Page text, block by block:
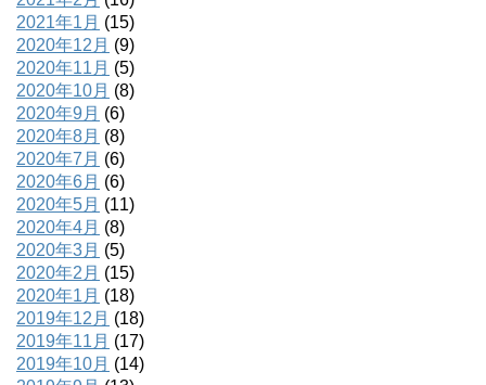
2021年1月 (15)
2020年12月 (9)
2020年11月 (5)
2020年10月 (8)
2020年9月 (6)
2020年8月 (8)
2020年7月 (6)
2020年6月 (6)
2020年5月 (11)
2020年4月 (8)
2020年3月 (5)
2020年2月 (15)
2020年1月 (18)
2019年12月 (18)
2019年11月 (17)
2019年10月 (14)